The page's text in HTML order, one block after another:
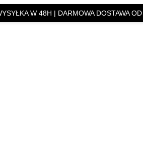
W 48H | DARMOWA DOSTAWA